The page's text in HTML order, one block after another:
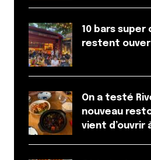
Répondre
Votre adresse e-mail ne sera
champs obligatoires sont
Prévenez-moi de tous les
par e-mail.
10 bars super
restent
On a testé
nouveau
vient d’ouvrir